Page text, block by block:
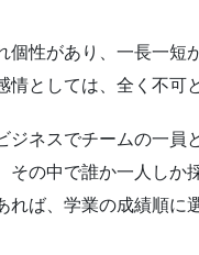
個性があり、一長一短
情としては、全く不可
ジネスでチームの一員
その中で誰か一人しか
れば、学業の成績順に